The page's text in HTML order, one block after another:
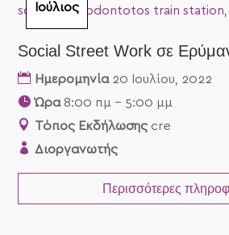
Ιούλιος
Social Street Work σε
Ημερομηνία 20 Ιουλίου, 2022
Ώρα8:00 πμ - 5:00 μμ
Τόπος Εκδήλωσηςcre
Διοργανωτής
Περισσότερες